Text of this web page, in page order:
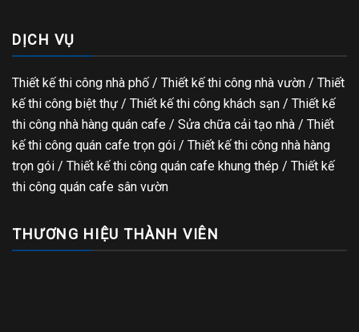
DỊCH VỤ
Thiết kế thi công nhà phố / Thiết kế thi công nhà vườn / Thiết
kế thi công biệt thự / Thiết kế thi công khách sạn / Thiết kế
thi công nhà hàng quán cafe / Sửa chữa cải tạo nhà / Thiết
kế thi công quán cafe trọn gói / Thiết kế thi công nhà hàng
trọn gói / Thiết kế thi công quán cafe khung thép / Thiết kế
thi công quán cafe sân vườn
THƯƠNG HIỆU THÀNH VIÊN